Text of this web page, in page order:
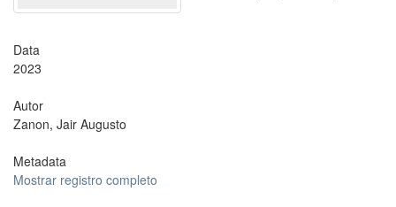
Data
2023
Autor
Zanon, Jair Augusto
Metadata
Mostrar registro completo